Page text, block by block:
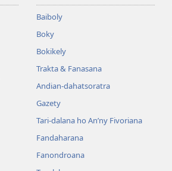
Baiboly
Boky
Bokikely
Trakta & Fanasana
Andian-dahatsoratra
Gazety
Tari-dalana ho An’ny Fivoriana
Fandaharana
Fanondroana